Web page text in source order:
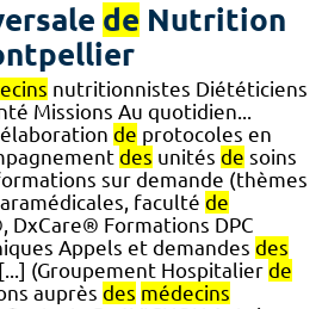
de Nutrition
nutritionnistes Diététiciens
Missions Au quotidien...
de protocoles en
des unités de soins
sur demande (thèmes
faculté de
DxCare® Formations DPC
Appels et demandes des
(Groupement Hospitalier de
auprès des médecins